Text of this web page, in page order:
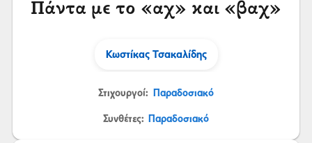
Πάντα με το «αχ» και «βαχ»
Κωστίκας Τσακαλίδης
Στιχουργοί: Παραδοσιακό
Συνθέτες: Παραδοσιακό